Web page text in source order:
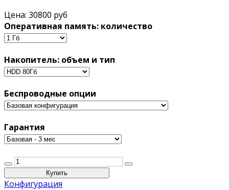
Цена: 30800 руб
Оперативная память: количество
Накопитель: объем и тип
Беспроводные опции
Гарантия
Конфигурация